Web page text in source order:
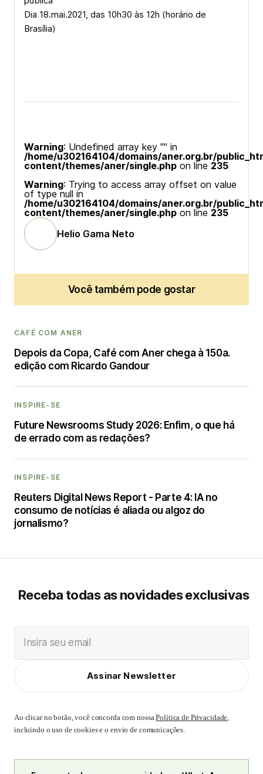
Dia 18.mai.2021, das 10h30 às 12h (horário de
Brasília)
Warning: Undefined array key "" in
/home/u302164104/domains/aner.org.br/
content/themes/aner/single.php on line 235
Warning: Trying to access array offset on value
of type null in
/home/u302164104/domains/aner.org.br/
content/themes/aner/single.php on line 235
Helio Gama Neto
Você também pode gostar
CAFÉ COM ANER
Depois da Copa, Café com Aner chega à 150a.
edição com Ricardo Gandour
INSPIRE-SE
Future Newsrooms Study 2026: Enfim, o que há
de errado com as redações?
INSPIRE-SE
Reuters Digital News Report - Parte 4: IA no
consumo de notícias é aliada ou algoz do
jornalismo?
Receba todas as novidades exclusivas
Insira seu email
Assinar Newsletter
Ao clicar no botão, você concorda com nossaPolítica de Privacidade,
incluindo o uso de cookies e o envio de comunicações.